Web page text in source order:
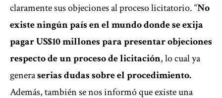
claramente sus objeciones al proceso licitatorio. “No
existe ningún país en el mundo donde se exija
pagar US$10 millones para presentar objeciones
respecto de un proceso de licitación, lo cual ya
generaserias dudas sobre el procedimiento.
Además, también se nos informó que existe una